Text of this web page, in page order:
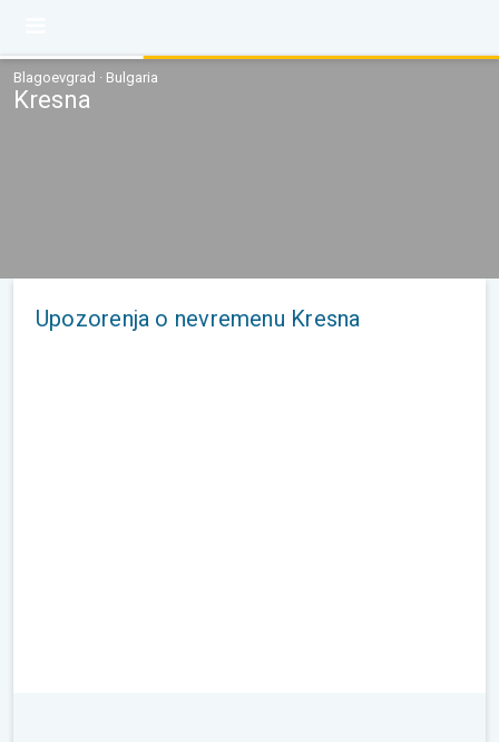
Blagoevgrad · Bulgaria
Kresna
Upozorenja o nevremenu Kresna